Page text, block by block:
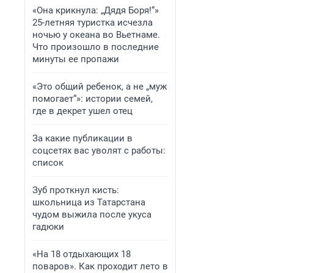
«Она крикнула: „Дядя Боря!“»
25-летняя туристка исчезла
ночью у океана во Вьетнаме.
Что произошло в последние
минуты ее пропажи
«Это общий ребенок, а не „муж
помогает“»: истории семей,
где в декрет ушел отец
За какие публикации в
соцсетях вас уволят с работы:
список
Зуб проткнул кисть:
школьница из Татарстана
чудом выжила после укуса
гадюки
«На 18 отдыхающих 18
поваров». Как проходит лето в